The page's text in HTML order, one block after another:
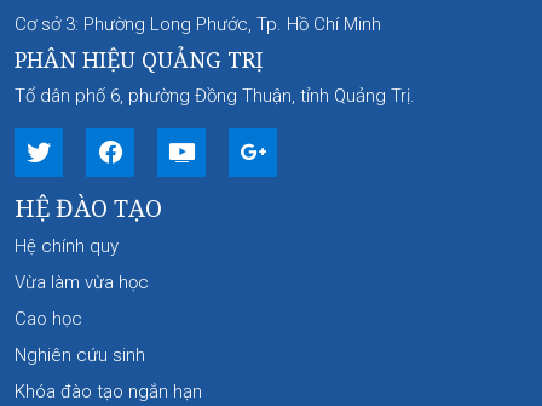
Cơ sở 3: Phường Long Phước, Tp. Hồ Chí Minh
PHÂN HIỆU QUẢNG TRỊ
Tổ dân phố 6, phường Đồng Thuận, tỉnh Quảng Trị.
HỆ ĐÀO TẠO
Hệ chính quy
Vừa làm vừa học
Cao học
Nghiên cứu sinh
Khóa đào tạo ngắn hạn